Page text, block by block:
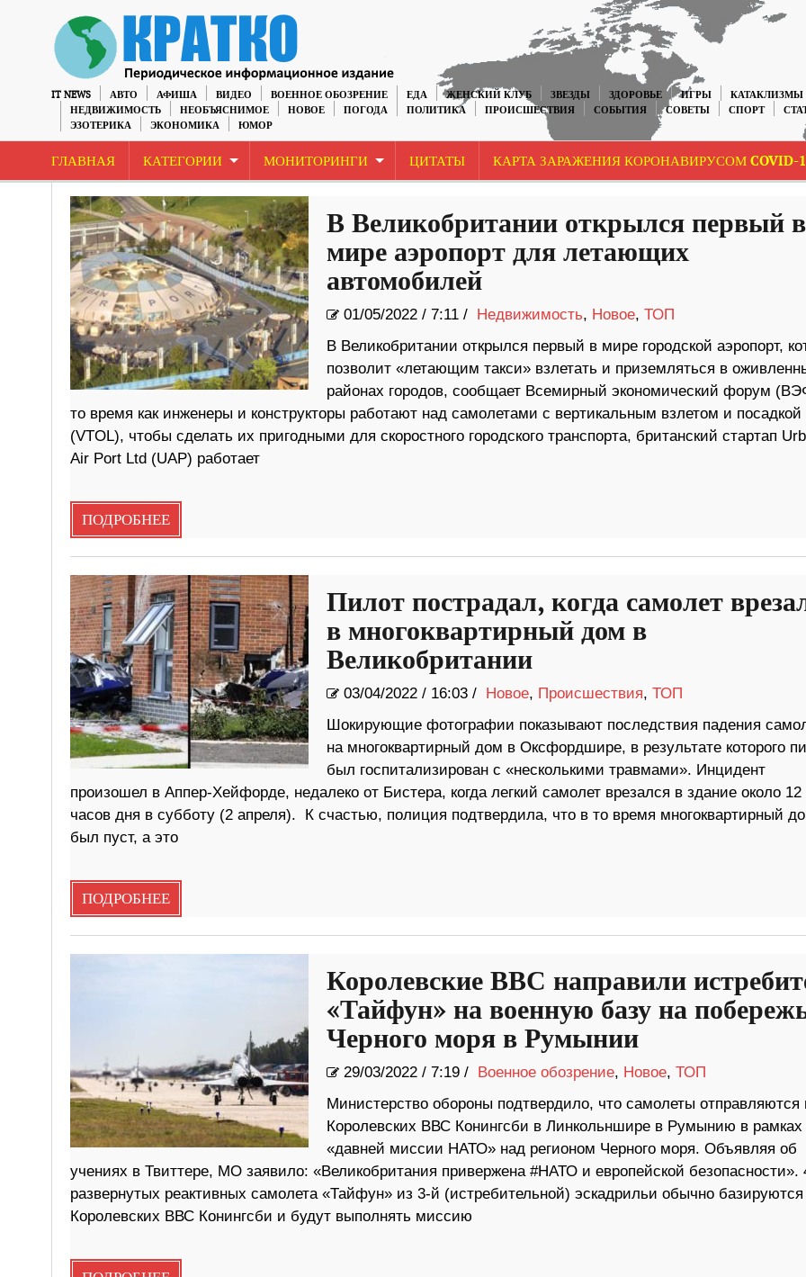
IT NEWS АВТО АФИША ВИДЕО ВОЕННОЕ ОБОЗРЕНИЕ ЕДА ЖЕНСКИЙ КЛУБ ЗВЕЗДЫ ЗДОРОВЬЕ ИГРЫ КАТАКЛИЗМЫ
НЕДВИЖИМОСТЬ
НЕОБЪЯСНИМОЕ НОВОЕ ПОГОДА ПОЛИТИКА ПРОИСШЕСТВИЯ СОБЫТИЯ СОВЕТЫ СПОРТ
ЭЗОТЕРИКА
ЭКОНОМИКА ЮМОР
ГЛАВНАЯ КАТЕГОРИИ МОНИТОРИНГИ ЦИТАТЫ КАРТА ЗАРАЖЕНИЯ КОРОНАВИРУСОМ COVID-
В Великобритании открылся первый в
мире аэропорт для летающих
автомобилей
01/05/2022/ 7:11 / Недвижимость, Новое, ТОП
В Великобритании открылся первый в мире городской аэропорт,
позволит «летающим такси» взлетать и приземляться в
районах городов, сообщает Всемирный экономический форум
то время как инженеры и конструкторы работают над самолетами с вертикальным взлетом и посадкой
(VTOL), чтобы сделать их пригодными для скоростного городского транспорта, британский стартап
Air Port Ltd (UAP) работает
ПОДРОБНЕЕ
Пилот пострадал, когда самолет
в многоквартирный дом в
Великобритании
03/04/2022/ 16:03 / Новое, Происшествия, ТОП
Шокирующие фотографии показывают последствия падения
на многоквартирный дом в Оксфордшире, в результате которого
был госпитализирован с «несколькими травмами». Инцидент
произошел в Аппер-Хейфорде, недалеко от Бистера, когда легкий самолет врезался в здание около 12
часов дня в субботу (2 апреля). К счастью, полиция подтвердила, что в то время многоквартирный
был пуст, а это
ПОДРОБНЕЕ
Королевские ВВС направили
«Тайфун» на военную базу на
Черного моря в Румынии
29/03/2022/ 7:19 / Военное обозрение, Новое, ТОП
Министерство обороны подтвердило, что самолеты отправляются
Королевских ВВС Конингсби в Линкольншире в Румынию в рамках
«давней миссии НАТО» над регионом Черного моря. Объявляя об
учениях в Твиттере, МО заявило: «Великобритания привержена #НАТО и европейской безопасности».
развернутых реактивных самолета «Тайфун» из 3-й (истребительной) эскадрильи обычно базируются
Королевских ВВС Конингсби и будут выполнять миссию